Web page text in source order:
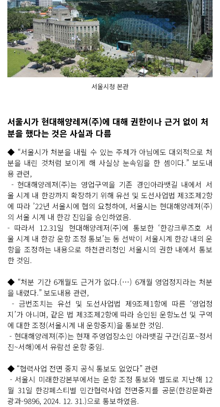
서울시청 본관
서울시가 현대해양레져(주)에 대해 권한이나 근거 없이 처
분을 했다는 것은 사실과 다름
◆ “서울시가 처분을 내릴 수 있는 주체가 아님에도 대외적으로 처
분을 내린 것처럼 보이게 해 사실상 눈속임을 한 셈이다.” 보도내
용 관련,
- 현대해양레져(주)는 영업구역을 기존 경인아라뱃길 내에서 서
울 시계 내 한강까지 확장하기 위해 유선 및 도선사업법 제3조제2항
에 따라 ’22년 서울시에 협의 요청하여, 서울시는 현대해양레져(주)
의 서울 시계 내 한강 진입을 승인하였음.
- 따라서 12.31일 현대해양레저(주)에 통보한 ‘한강크루즈호 서
울 시계 내 한강 운항 조정 통보’는 동 선박이 서울시계 한강 내의 운
항을 조정하는 내용으로 하천관리청인 서울시의 권한 내에서 통보
한 것임.
◆ “처분 기간 6개월도 근거가 없다.(…) 6개월 영업정지라는 처분
을 내렸다.” 보도내용 관련,
- 금번조치는 유선 및 도선사업법 제9조제1항에 따른 ‘영업정
지’가 아니며, 같은 법 제3조제2항에 따라 승인된 운항노선 및 구역
에 대한 조정(서울시계 내 운항중지)을 통보한 것임.
- 현대해양레져(주)는 현재 주영업장소인 아라뱃길 구간(김포~정서
진~서해)에서 유람선 운항 중임.
◆ “협력사업 전면 중지 공식 통보도 없었다” 관련
- 서울시 미래한강본부에서는 운항 조정 통보와 별도로 지난해 12
월 31일 한강페스티벌 민간협력사업 전면중지를 공문(한강문화관
광과-9896, 2024. 12. 31.)으로 통보하였음.